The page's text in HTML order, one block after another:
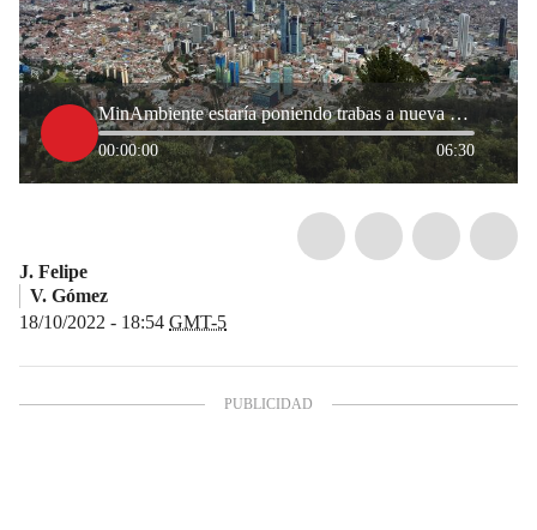
MinAmbiente estaría poniendo trabas a nueva autoridad ambiental en Bogotá
00:00:00 06:30
J. Felipe
V. Gómez
18/10/2022 - 18:54 GMT-5